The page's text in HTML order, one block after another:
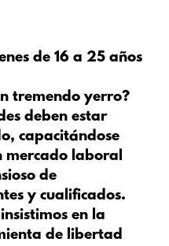
de 16 a 25 años
tremendo yerro?
deben estar
capacitándose
mercado laboral
de
y cualificados.
en la
de libertad